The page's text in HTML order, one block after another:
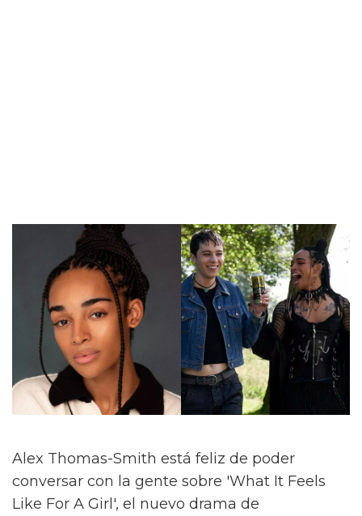
Alex Thomas-Smith está feliz de poder
conversar con la gente sobre 'What It Feels
Like For A Girl', el nuevo drama de